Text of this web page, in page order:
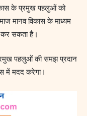
के प्रमुख पहलुओं को
मानव विकास के माध्यम
कर सकता है।
पहलुओं की समझ प्रदान
में मदद करेगा।